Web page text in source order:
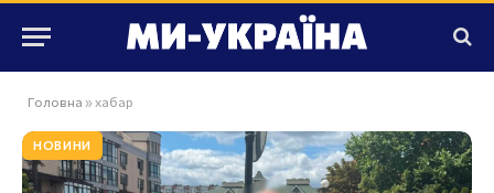
Головна » хабар
НОВИНИ